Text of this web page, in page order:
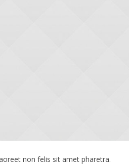
non felis sit amet pharetra.